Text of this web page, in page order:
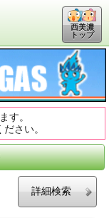
西美濃
トップ
す。
さい。
件
詳細検索